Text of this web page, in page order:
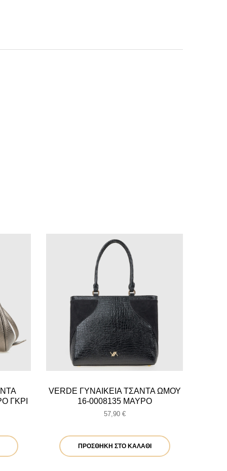
ΓΚΡΙ
VERDE ΓΥΝΑΙΚΕΙΑ ΤΣΑΝΤΑ ΩΜΟΥ
16-0008135 ΜΑΥΡΟ
57,90 €
ΠΡΟΣΘΉΚΗ ΣΤΟ ΚΑΛΆΘΙ